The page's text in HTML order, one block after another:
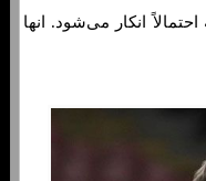
انکار می‌شود. انها